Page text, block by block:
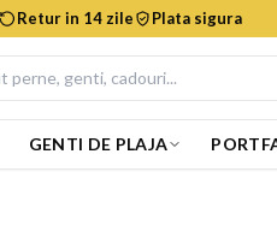
Retur in 14 zile Plata sigura
GENTI DE PLAJA